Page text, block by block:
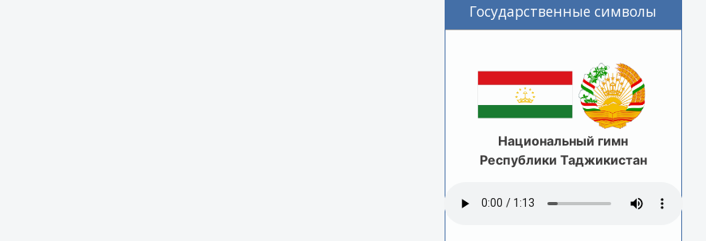
Государственные символы
Национальный гимн
Республики Таджикистан